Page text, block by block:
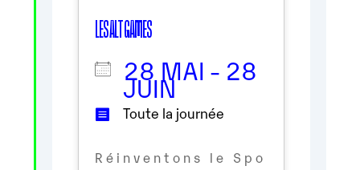
LES ALT GAMES
28 MAI - 28
JUIN
Toute la journée
R é i n v e n t o n s l e S p o